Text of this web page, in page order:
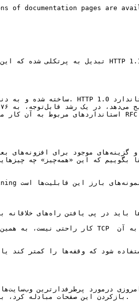
documentation pages are